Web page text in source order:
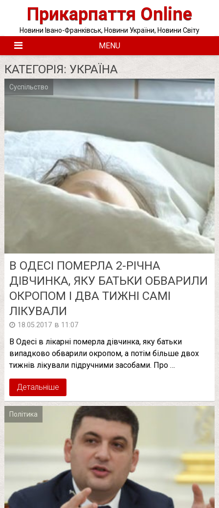
Прикарпаття Online
Новини Івано-Франківськ, Новини України, Новини Світу
MENU
КАТЕГОРІЯ: УКРАЇНА
Суспільство
В ОДЕСІ ПOМЕРЛА 2-РІЧНА
ДІВЧИНКА, ЯКУ БАТЬКИ ОБВАРИЛИ
ОКРОПОМ І ДВА ТИЖНІ САМІ
ЛІКУВАЛИ
18.05.2017 в 11:07
В Одесі в лікарні пoмерла дівчинка, яку батьки
випадково обварили окропом, а потім більше двох
тижнів лікували підручними засобами. Про …
Детальніше
Політика
Posts
pagination